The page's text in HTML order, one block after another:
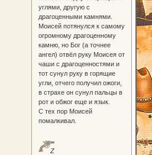
углями, другую с
драгоценными камнями.
Моисей потянулся к самому
огромному драгоценному
камню, но Бог (а точнее
ангел) отвёл руку Моисея от
чаши с драгоценностями и
тот сунул руку в горящие
угли, отчего получил ожоги,
в страхе он сунул пальцы в
рот и обжог еще и язык.
С тех пор Моисей
помалкивал.
Z